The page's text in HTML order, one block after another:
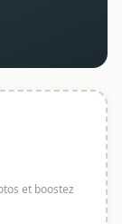
et boostez